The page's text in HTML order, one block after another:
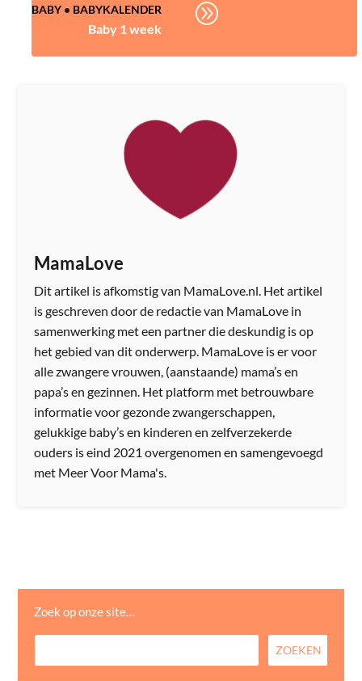
BABY• BABYKALENDER
Baby 1 week
A
MamaLove
Dit artikel is afkomstig van MamaLove.nl. Het artikel
is geschreven door de redactie van MamaLove in
samenwerking met een partner die deskundig is op
het gebied van dit onderwerp. MamaLove is er voor
alle zwangere vrouwen, (aanstaande) mama’s en
papa’s en gezinnen. Het platform met betrouwbare
informatie voor gezonde zwangerschappen,
gelukkige baby’s en kinderen en zelfverzekerde
ouders is eind 2021 overgenomen en samengevoegd
met Meer Voor Mama's.
Zoek op onze site…